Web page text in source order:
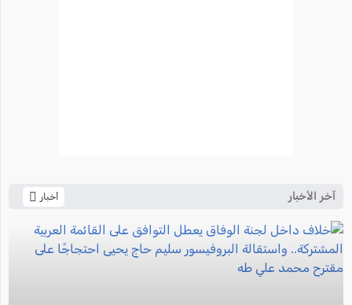
آخر الأخبار أخبار